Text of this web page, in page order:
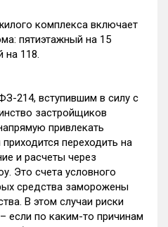
комплекса включает
пятиэтажный на 15
на 118.
214, вступившим в силу с
застройщиков
привлекать
переходить на
и расчеты через
Это счета условного
средства заморожены
В этом случаи риски
если по каким-то причинам